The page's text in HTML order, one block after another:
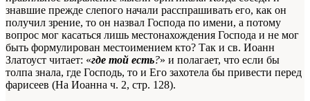
знавшие прежде слепого начали расспрашивать его, как он
получил зрение, то он назвал Господа по имени, а потому
вопрос мог касаться лишь местонахождения Господа и не мог
быть формулирован местоимением кто? Так и св. Иоанн
Златоуст читает: «где той есть?» и полагает, что если бы
толпа знала, где Господь, то и Его захотела бы привести перед
фарисеев (На Иоанна ч. 2, стр. 128).